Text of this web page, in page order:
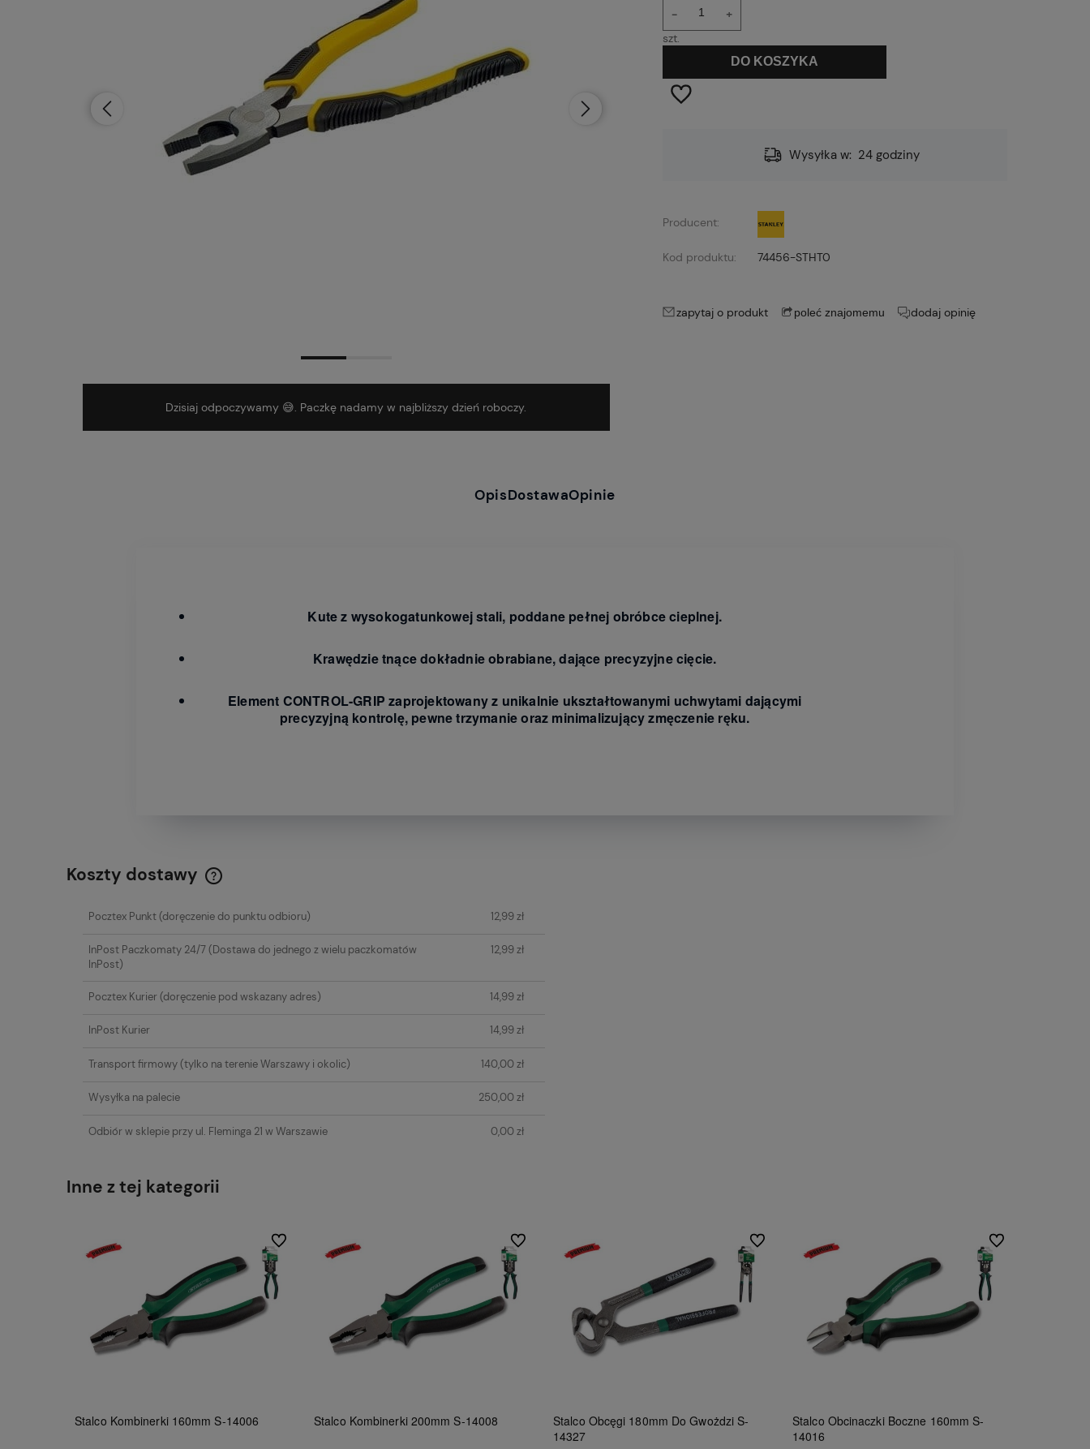
Dzisiaj odpoczywamy 😅. Paczkę nadamy w najbliższy dzień roboczy.
+
-
szt.
DO KOSZYKA
od 12,99 zł - Pocztex Punkt Wysyłka w: 24 godziny
Producent:
Kod produktu: 74456-STHT0
zapytaj o produkt poleć znajomemu dodaj opinię
OpisDostawaOpinie
Kute z wysokogatunkowej stali, poddane pełnej obróbce cieplnej.
Krawędzie tnące dokładnie obrabiane, dające precyzyjne cięcie.
Element CONTROL-GRIP zaprojektowany z unikalnie ukształtowanymi uchwytami dającymi
precyzyjną kontrolę, pewne trzymanie oraz minimalizujący zmęczenie ręku.
Koszty dostawy
Cena nie zawiera ewentualnych kosztów
Pocztex Punkt(doręczenie do punktu odbioru) 12,99 zł
InPost Paczkomaty 24/7(Dostawa do jednego z wielu paczkomatów
InPost)
12,99 zł
Pocztex Kurier(doręczenie pod wskazany adres) 14,99 zł
InPost Kurier 14,99 zł
Transport firmowy(tylko na terenie Warszawy i okolic) 140,00 zł
Wysyłka na palecie 250,00 zł
Odbiór w sklepie przy ul. Fleminga 21 w Warszawie 0,00 zł
Inne z tej kategorii
Stalco Kombinerki 160mm S-14006
Do ulubionych
Stalco Kombinerki 200mm S-14008
Do ulubionych
Stalco Obcęgi 180mm Do Gwożdzi S-
14327
Do ulubionych
Stalco Obcinaczki Boczne 160mm S-
14016
Do ulubionych